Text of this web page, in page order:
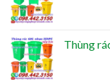
Thùng